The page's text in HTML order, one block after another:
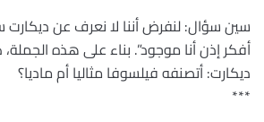
سين سؤال: لنفرض أننا لا نعرف عن ديكارت
أفكر إذن أنا موجود”. بناء على هذه
ديكارت: أتصنفه فيلسوفا مثاليا أم ماديا؟
***